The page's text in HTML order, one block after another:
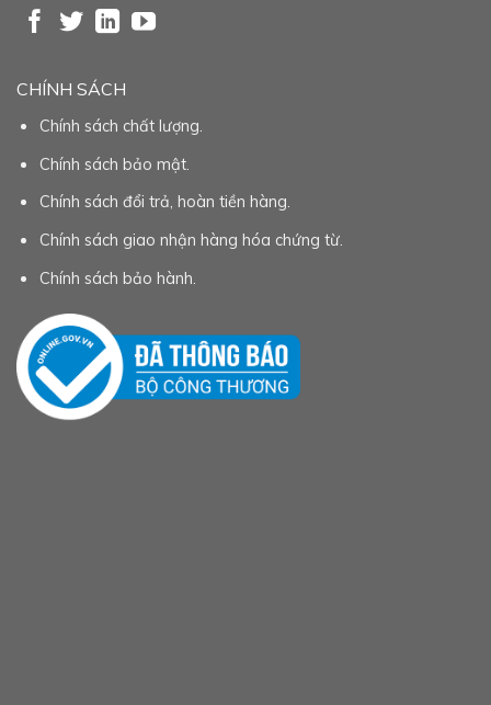
CHÍNH SÁCH
Chính sách chất lượng.
Chính sách bảo mật.
Chính sách đổi trả, hoàn tiền hàng.
Chính sách giao nhận hàng hóa chứng từ.
Chính sách bảo hành.